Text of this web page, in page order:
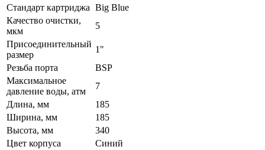
Стандарт картриджа Big Blue
Качество очистки,
мкм
5
Присоединительный
размер
1"
Резьба порта
BSP
Максимальное
давление воды, атм
7
Длина, мм
185
Ширина, мм
185
Высота, мм
340
Цвет корпуса
Синий